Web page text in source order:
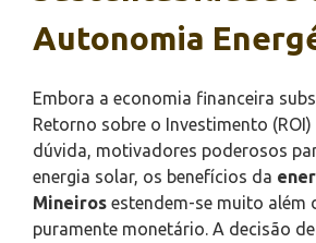
Autonomia
Embora a economia financeira
Retorno sobre o Investimento (ROI)
dúvida, motivadores poderosos
energia solar, os benefícios da
Mineiros estendem-se muito além
puramente monetário. A decisão